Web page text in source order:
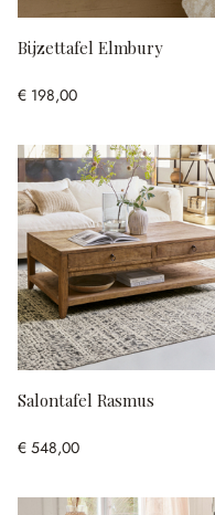
Bijzettafel Elmbury
€ 198,00
Salontafel Rasmus
€ 548,00